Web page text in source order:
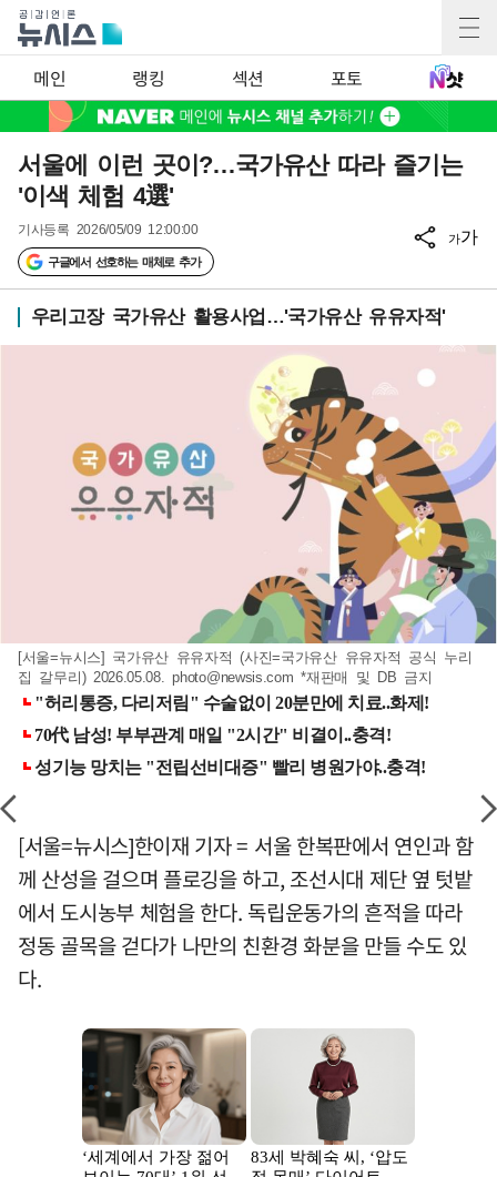
메인 랭킹 섹션 포토
서울에 이런 곳이?…국가유산 따라 즐기는
'이색 체험 4選'
기사등록 2026/05/09 12:00:00
구글에서 선호하는 매체로 추가
가가
우리고장 국가유산 활용사업…'국가유산 유유자적'
[서울=뉴시스] 국가유산 유유자적 (사진=국가유산 유유자적 공식 누리
집 갈무리) 2026.05.08.photo@newsis.com *재판매 및 DB 금지
[서울=뉴시스]한이재 기자 = 서울 한복판에서 연인과 함
께 산성을 걸으며 플로깅을 하고, 조선시대 제단 옆 텃밭
에서 도시농부 체험을 한다. 독립운동가의 흔적을 따라
정동 골목을 걷다가 나만의 친환경 화분을 만들 수도 있
다.